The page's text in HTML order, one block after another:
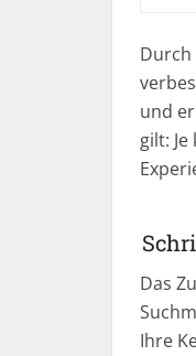
Durch
und
gilt:
Das
Ihre